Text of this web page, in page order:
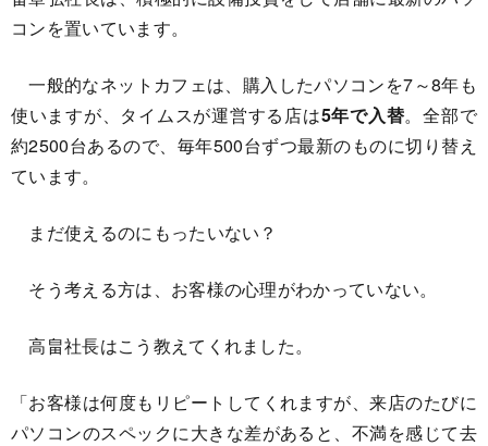
コンを置いています。
一般的なネットカフェは、購入したパソコンを7～8年も
使いますが、タイムスが運営する店は5年で入替。全部で
約2500台あるので、毎年500台ずつ最新のものに切り替え
ています。
まだ使えるのにもったいない？
そう考える方は、お客様の心理がわかっていない。
高畠社長はこう教えてくれました。
「お客様は何度もリピートしてくれますが、来店のたびに
パソコンのスペックに大きな差があると、不満を感じて去